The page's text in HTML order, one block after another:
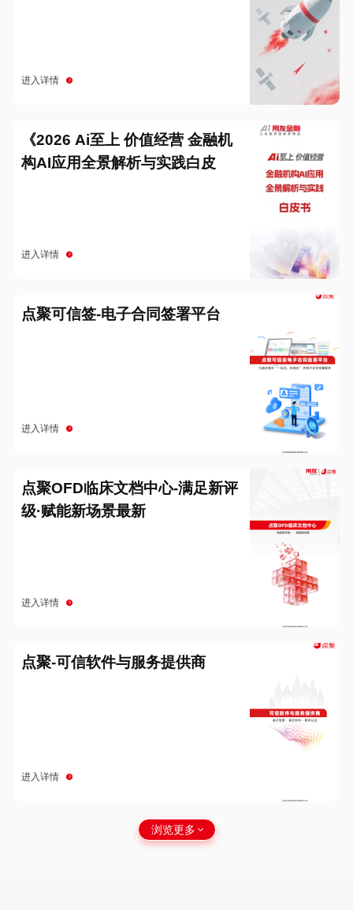
进入详情
《2026 Ai至上 价值经营 金融机
构AI应用全景解析与实践白皮
进入详情
点聚可信签-电子合同签署平台
进入详情
点聚OFD临床文档中心-满足新评
级·赋能新场景最新
进入详情
点聚-可信软件与服务提供商
进入详情
浏览更多